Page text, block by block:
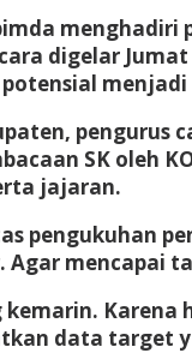
digelar
pengurus
SK oleh
jajaran.
pengukuhan
Agar
data target